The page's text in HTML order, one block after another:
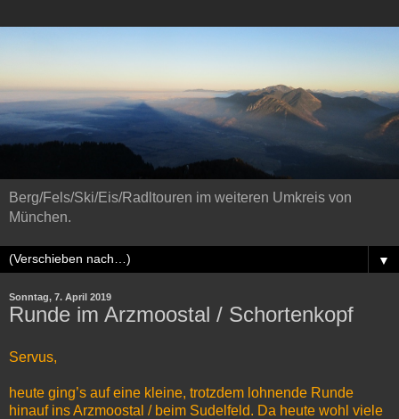
Berg/Fels/Ski/Eis/Radltouren im weiteren Umkreis von
München.
▼
Sonntag, 7. April 2019
Runde im Arzmoostal / Schortenkopf
Servus,
heute ging’s auf eine kleine, trotzdem lohnende Runde
hinauf ins Arzmoostal / beim Sudelfeld. Da heute wohl viele